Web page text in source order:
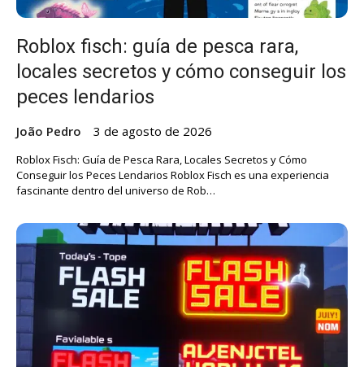
Roblox fisch: guía de pesca rara,
locales secretos y cómo conseguir los
peces lendarios
João Pedro 3 de agosto de 2026
Roblox Fisch: Guía de Pesca Rara, Locales Secretos y Cómo
Conseguir los Peces Lendarios Roblox Fisch es una experiencia
fascinante dentro del universo de Rob…